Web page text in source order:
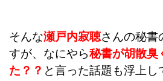
そんな瀬戸内寂聴さんの秘書
すが、なにやら秘書が胡散臭
た？？ と言った話題も浮上し